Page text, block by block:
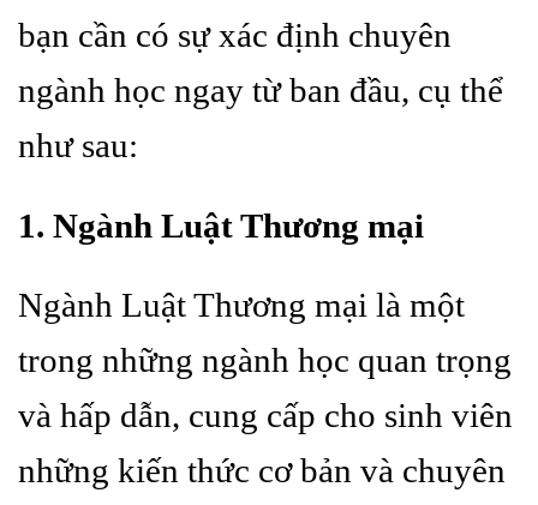
bạn cần có sự xác định chuyên
ngành học ngay từ ban đầu, cụ thể
như sau:
1. Ngành Luật Thương mại
Ngành Luật Thương mại là một
trong những ngành học quan trọng
và hấp dẫn, cung cấp cho sinh viên
những kiến thức cơ bản và chuyên